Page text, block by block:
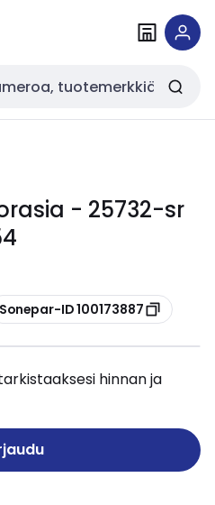
- 25732-sr
Sonepar-ID 100173887
hinnan ja